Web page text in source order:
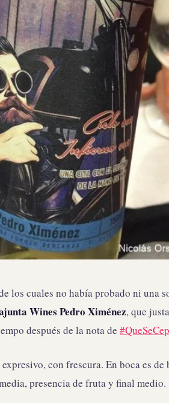
los cuales no había probado ni una
Wines Pedro Ximénez, que
después de la nota de
con frescura. En boca es de
presencia de fruta y final medio.